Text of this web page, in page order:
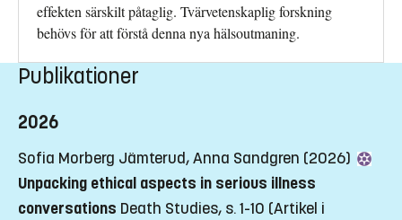
effekten särskilt påtaglig. Tvärvetenskaplig forskning
behövs för att förstå denna nya hälsoutmaning.
Publikationer
2026
Sofia Morberg Jämterud, Anna Sandgren (2026)
Unpacking ethical aspects in serious illness
conversations Death Studies, s. 1-10 (Artikel i